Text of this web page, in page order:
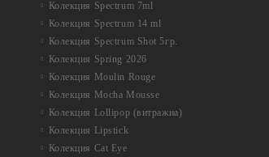
Колекция Spectrum 7ml
Колекция Spectrum 14 ml
Колекция Spectrum Shot 5гр.
Колекция Spring 2026
Колекция Moulin Rouge
Колекция Mocha Mousse
Колекция Lollipop (витражна)
Колекция Lipstick
Колекция Cat Eye